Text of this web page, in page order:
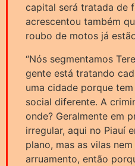
capital será tratada de
acrescentou também
roubo de motos já
“Nós segmentamos
gente está tratando
uma cidade porque
social diferente. A
onde? Geralmente em
irregular, aqui no Piauí
plano, mas as vilas
arruamento, então